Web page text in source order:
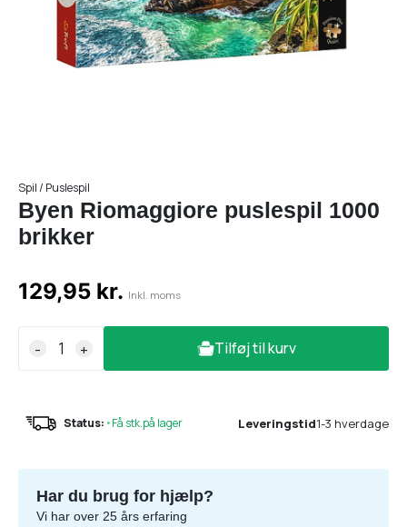
Spil / Puslespil
Byen Riomaggiore puslespil 1000
brikker
129,95 kr. Inkl. moms
- + Tilføj til kurv
Status: •Få stk.på lager Leveringstid1-3 hverdage
Har du brug for hjælp?
Vi har over 25 års erfaring